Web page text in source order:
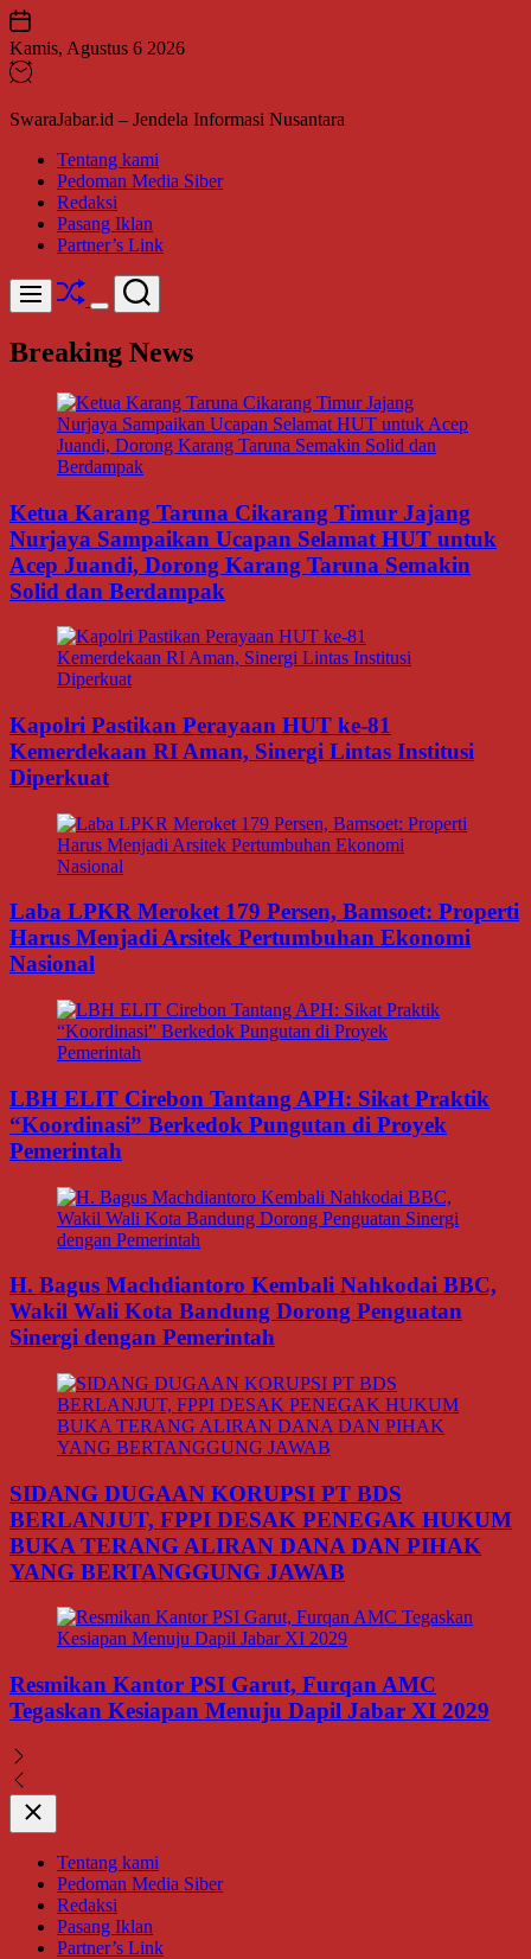
Skip
to
content
Kamis, Agustus 6 2026
SwaraJabar.id – Jendela Informasi Nusantara
Tentang kami
Pedoman Media Siber
Redaksi
Pasang Iklan
Partner’s Link
Menu Shuffle
Switch
mode
Search
Breaking News
Ketua Karang Taruna Cikarang Timur Jajang
Nurjaya Sampaikan Ucapan Selamat HUT untuk
Acep Juandi, Dorong Karang Taruna Semakin
Solid dan Berdampak
Kapolri Pastikan Perayaan HUT ke-81
Kemerdekaan RI Aman, Sinergi Lintas Institusi
Diperkuat
Laba LPKR Meroket 179 Persen, Bamsoet: Properti
Harus Menjadi Arsitek Pertumbuhan Ekonomi
Nasional
LBH ELIT Cirebon Tantang APH: Sikat Praktik
“Koordinasi” Berkedok Pungutan di Proyek
Pemerintah
H. Bagus Machdiantoro Kembali Nahkodai BBC,
Wakil Wali Kota Bandung Dorong Penguatan
Sinergi dengan Pemerintah
SIDANG DUGAAN KORUPSI PT BDS
BERLANJUT, FPPI DESAK PENEGAK HUKUM
BUKA TERANG ALIRAN DANA DAN PIHAK
YANG BERTANGGUNG JAWAB
Resmikan Kantor PSI Garut, Furqan AMC
Tegaskan Kesiapan Menuju Dapil Jabar XI 2029
Close
Tentang kami
Pedoman Media Siber
Redaksi
Pasang Iklan
Partner’s Link